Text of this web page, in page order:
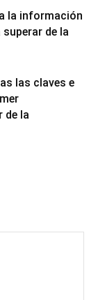
la información
superar de la
las claves e
de la